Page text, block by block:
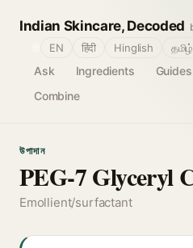
Indian Skincare, Decoded
Ask Ingredients Guides
Combine
EN हिंदी Hinglish தமிழ்
উপাদান
PEG-7 Glyceryl
Emollient/surfactant